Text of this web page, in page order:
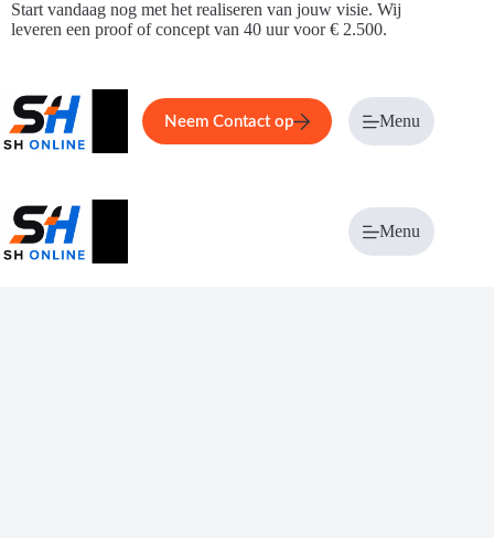
Ga
naar
Start vandaag nog met het realiseren van jouw visie. Wij
leveren een proof of concept van 40 uur voor € 2.500.
Home Service Over ons
Neem Contact op Menu
Menu